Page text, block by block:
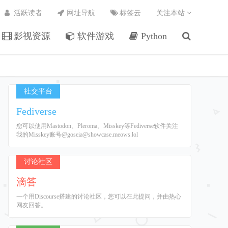
影视资源 软件游戏 Python
活跃读者 网址导航 标签云 关注本站
社交平台
Fediverse
您可以使用Mastodon、Pleroma、Misskey等Fediverse软件关注
我的Misskey账号@goseia@showcase.meows.lol
讨论社区
滴答
一个用Discourse搭建的讨论社区，您可以在此提问，并由热心
网友回答。